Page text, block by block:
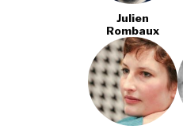
Julien
Rombaux